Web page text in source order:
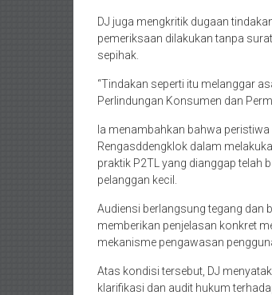
DJ juga mengkritik dugaan
pemeriksaan dilakukan tanpa
sepihak.
“Tindakan seperti itu melanggar
Perlindungan Konsumen dan
Ia menambahkan bahwa
Rengasddengklok dalam
praktik P2TL yang dianggap telah
pelanggan kecil.
Audiensi berlangsung tegang dan
memberikan penjelasan konkret
mekanisme pengawasan
Atas kondisi tersebut, DJ
klarifikasi dan audit hukum